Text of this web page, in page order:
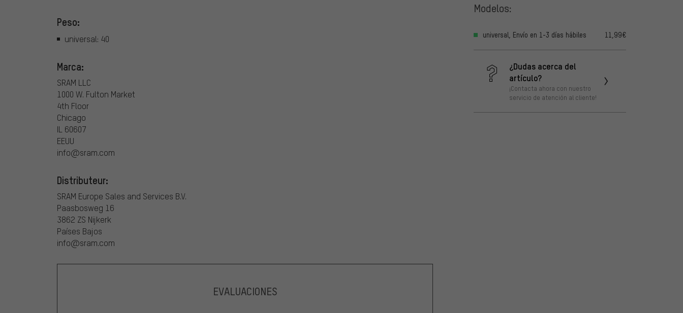
Peso:
universal: 40
Marca:
SRAM LLC
1000 W. Fulton Market
4th Floor
Chicago
IL 60607
EEUU
info@sram.com
Distributeur:
SRAM Europe Sales and Services B.V.
Paasbosweg 16
3862 ZS Nijkerk
Países Bajos
info@sram.com
Modelos:
universal, Envío en 1-3 días hábiles 11,99€
¿Dudas acerca del
artículo?
¡Contacta ahora con nuestro
servicio de atención al cliente!
EVALUACIONES